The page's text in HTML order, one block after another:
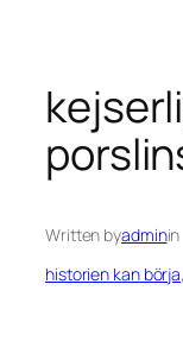
Written byadminin
historien kan börja,